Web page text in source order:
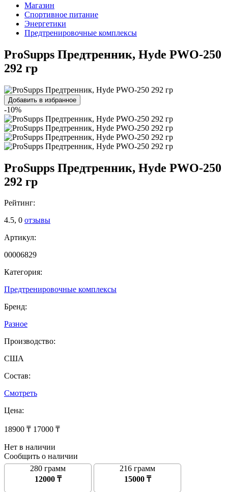
Магазин
Спортивное питание
Энергетики
Предтренировочные комплексы
ProSupps Предтренник, Hyde PWO-250
292 гр
Добавить в избранное
-10%
ProSupps Предтренник, Hyde PWO-250
292 гр
Рейтинг:
4.5, 0 отзывы
Артикул:
00006829
Категория:
Предтренировочные комплексы
Бренд:
Разное
Производство:
США
Состав:
Смотреть
Цена:
18900 ₸ 17000 ₸
Нет в наличии
Сообщить о наличии
280 грамм
12000 ₸
216 грамм
15000 ₸